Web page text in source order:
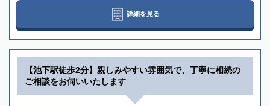
詳細を見る
【池下駅徒歩2分】親しみやすい雰囲気で、丁寧に相続の
ご相談をお伺いいたします